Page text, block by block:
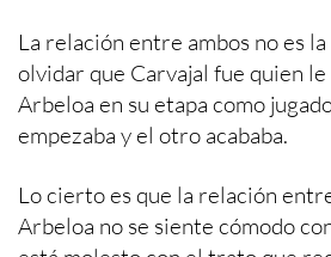
La relación entre ambos no es
olvidar que Carvajal fue quien
Arbeloa en su etapa como
empezaba y el otro acababa.
Lo cierto es que la relación
Arbeloa no se siente cómodo